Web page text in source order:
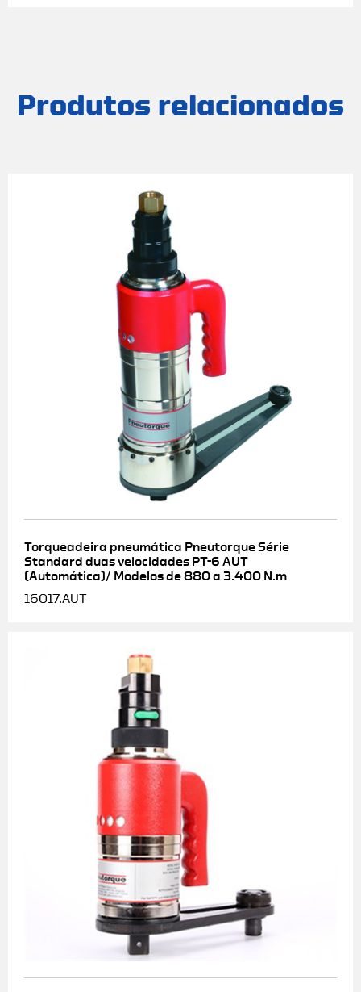
Produtos relacionados
Torqueadeira pneumática Pneutorque Série
Standard duas velocidades PT-6 AUT
(Automática)/ Modelos de 880 a 3.400 N.m
16017.AUT